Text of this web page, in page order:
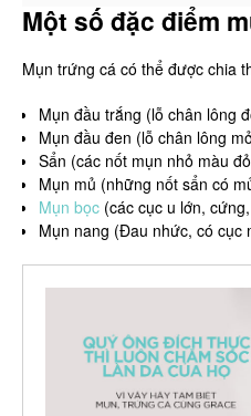
Một số đặc điểm
Mụn trứng cá có thể được chia
Mụn đầu trắng (lỗ chân lông
Mụn đầu đen (lỗ chân lông
Sẩn (các nốt mụn nhỏ màu
Mụn mủ (những nốt sẩn có
Mụn bọc (các cục u lớn,
Mụn nang (Đau nhức, có cục